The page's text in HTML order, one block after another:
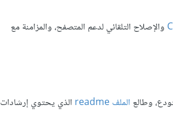
والإصلاح التلقائي لدعم المتصفح، والمزامنة مع
الملف readme
الذي يحتوي إرشادات